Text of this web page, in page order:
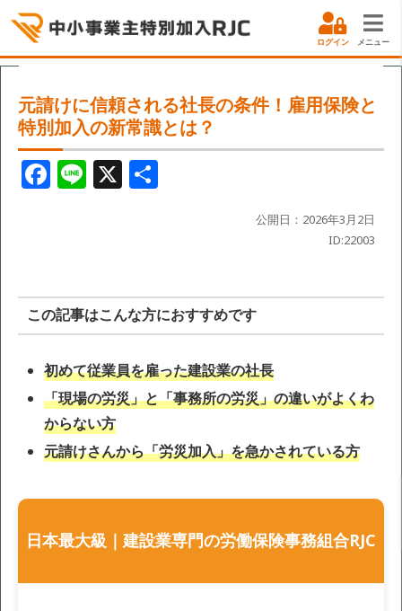
ログイン メニュー
元請けに信頼される社長の条件！雇用保険と
特別加入の新常識とは？
F
a
b
o
o
k
Li
n
X
公開日：2026年3月2日
ID:22003
この記事はこんな方におすすめです
初めて従業員を雇った建設業の社長
「現場の労災」と「事務所の労災」の違いがよくわ
からない方
元請けさんから「労災加入」を急かされている方
日本最大級｜建設業専門の労働保険事務組合RJC